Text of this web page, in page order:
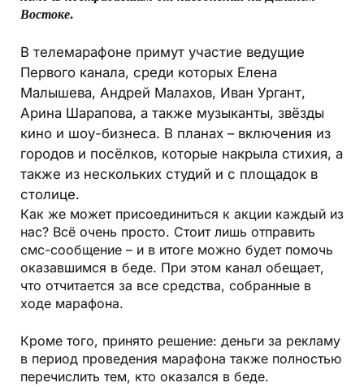
Востоке.
В телемарафоне примут участие ведущие
Первого канала, среди которых Елена
Малышева, Андрей Малахов, Иван Ургант,
Арина Шарапова, а также музыканты, звёзды
кино и шоу-бизнеса. В планах – включения из
городов и посёлков, которые накрыла стихия, а
также из нескольких студий и с площадок в
столице.
Как же может присоединиться к акции каждый из
нас? Всё очень просто. Стоит лишь отправить
смс-сообщение – и в итоге можно будет помочь
оказавшимся в беде. При этом канал обещает,
что отчитается за все средства, собранные в
ходе марафона.
Кроме того, принято решение: деньги за рекламу
в период проведения марафона также полностью
перечислить тем, кто оказался в беде.